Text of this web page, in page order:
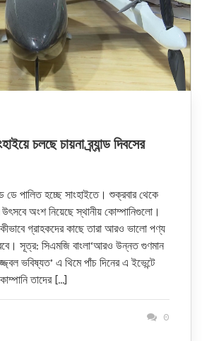
চলছে চায়না ব্র্যান্ড দিবসের
ডে পালিত হচ্ছে সাংহাইতে। শুক্রবার থেকে
অংশ নিয়েছে স্থানীয় কোম্পানিগুলো।
কীভাবে গ্রাহকদের কাছে তারা আরও ভালো পণ্য
সূত্র: সিএমজি বাংলা‘আরও উন্নত গুণমান
ভবিষ্যত’ এ থিমে পাঁচ দিনের এ ইভেন্টে
তাদের […]
0